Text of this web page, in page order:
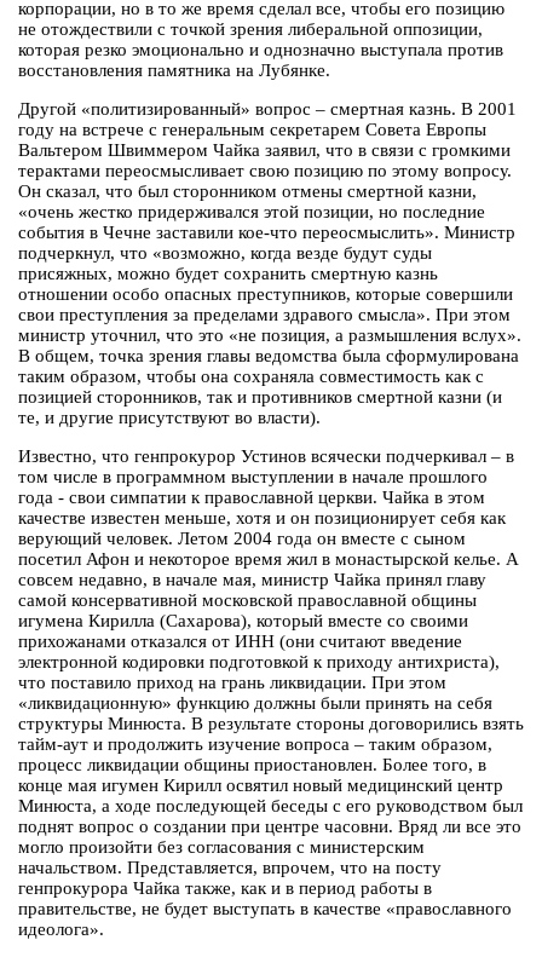
корпорации, но в то же время сделал все, чтобы его позицию
не отождествили с точкой зрения либеральной оппозиции,
которая резко эмоционально и однозначно выступала против
восстановления памятника на Лубянке.
Другой «политизированный» вопрос – смертная казнь. В 2001
году на встрече с генеральным секретарем Совета Европы
Вальтером Швиммером Чайка заявил, что в связи с громкими
терактами переосмысливает свою позицию по этому вопросу.
Он сказал, что был сторонником отмены смертной казни,
«очень жестко придерживался этой позиции, но последние
события в Чечне заставили кое-что переосмыслить». Министр
подчеркнул, что «возможно, когда везде будут суды
присяжных, можно будет сохранить смертную казнь
отношении особо опасных преступников, которые совершили
свои преступления за пределами здравого смысла». При этом
министр уточнил, что это «не позиция, а размышления вслух».
В общем, точка зрения главы ведомства была сформулирована
таким образом, чтобы она сохраняла совместимость как с
позицией сторонников, так и противников смертной казни (и
те, и другие присутствуют во власти).
Известно, что генпрокурор Устинов всячески подчеркивал – в
том числе в программном выступлении в начале прошлого
года - свои симпатии к православной церкви. Чайка в этом
качестве известен меньше, хотя и он позиционирует себя как
верующий человек. Летом 2004 года он вместе с сыном
посетил Афон и некоторое время жил в монастырской келье. А
совсем недавно, в начале мая, министр Чайка принял главу
самой консервативной московской православной общины
игумена Кирилла (Сахарова), который вместе со своими
прихожанами отказался от ИНН (они считают введение
электронной кодировки подготовкой к приходу антихриста),
что поставило приход на грань ликвидации. При этом
«ликвидационную» функцию должны были принять на себя
структуры Минюста. В результате стороны договорились взять
тайм-аут и продолжить изучение вопроса – таким образом,
процесс ликвидации общины приостановлен. Более того, в
конце мая игумен Кирилл освятил новый медицинский центр
Минюста, а ходе последующей беседы с его руководством был
поднят вопрос о создании при центре часовни. Вряд ли все это
могло произойти без согласования с министерским
начальством. Представляется, впрочем, что на посту
генпрокурора Чайка также, как и в период работы в
правительстве, не будет выступать в качестве «православного
идеолога».